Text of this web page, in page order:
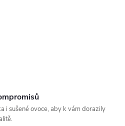
i sušené ovoce, aby k vám dorazily